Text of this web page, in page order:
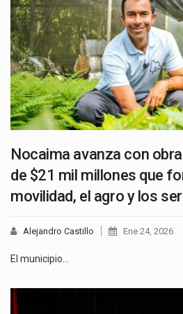
Nocaima avanza con
de $21 mil millones que
movilidad, el agro y los
Alejandro Castillo Ene 24, 2026
El municipio…